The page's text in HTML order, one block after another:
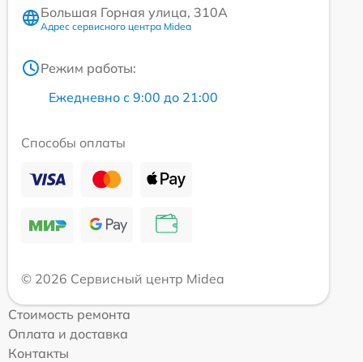
Большая Горная улица, 310А
Адрес сервисного центра Midea
Режим работы:
Ежедневно с 9:00 до 21:00
Способы оплаты
© 2026 Сервисный центр Midea
Стоимость ремонта
Оплата и доставка
Контакты